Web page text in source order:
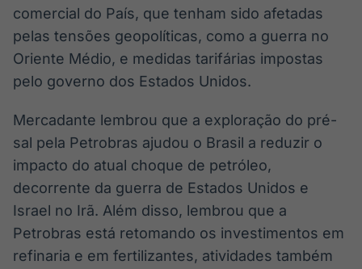
Crédito
Em breve
comercial do País, que tenham sido afetadas
pelas tensões geopolíticas, como a guerra no
Oriente Médio, e medidas tarifárias impostas
pelo governo dos Estados Unidos.
Mercadante lembrou que a exploração do pré-
sal pela Petrobras ajudou o Brasil a reduzir o
impacto do atual choque de petróleo,
decorrente da guerra de Estados Unidos e
Israel no Irã. Além disso, lembrou que a
Petrobras está retomando os investimentos em
refinaria e em fertilizantes, atividades também